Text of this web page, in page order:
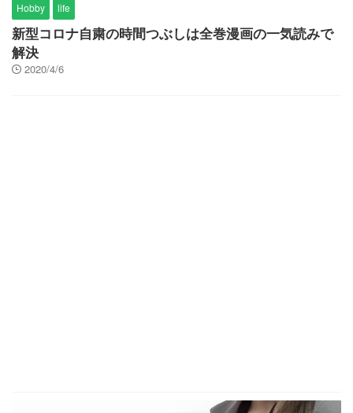
Hobby life
新型コロナ自粛の時間つぶしは全巻漫画の一気読みで
解決
2020/4/6